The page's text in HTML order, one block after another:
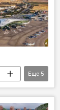
Еще 5